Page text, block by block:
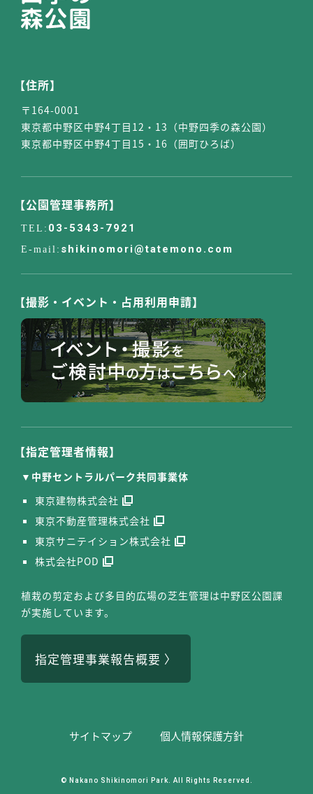
【住所】
〒164-0001
東京都中野区中野4丁目12・13（中野四季の森公園）
東京都中野区中野4丁目15・16（囲町ひろば）
【公園管理事務所】
03-5343-7921
shikinomori@tatemono.com
【撮影・イベント・占用利用申請】
【指定管理者情報】
中野セントラルパーク共同事業体
東京建物株式会社
東京不動産管理株式会社
東京サニテイション株式会社
株式会社POD
植栽の剪定および多目的広場の芝生管理は中野区公園課
が実施しています。
指定管理事業報告概要
サイトマップ 個⼈情報保護⽅針
© Nakano Shikinomori Park. All Rights Reserved.